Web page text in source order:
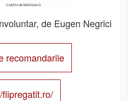
de Eugen Negrici
recomandarile